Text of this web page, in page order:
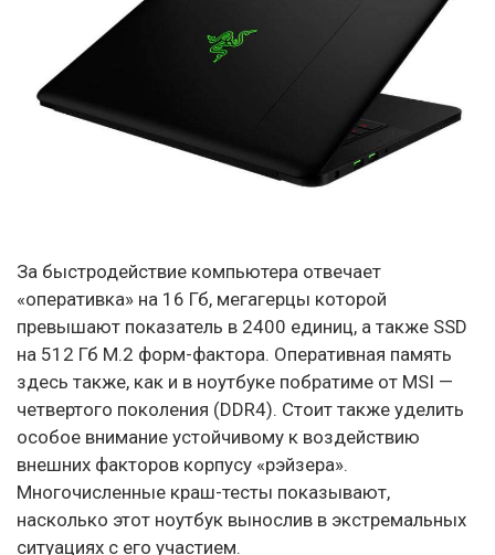
За быстродействие компьютера отвечает
«оперативка» на 16 Гб, мегагерцы которой
превышают показатель в 2400 единиц, а также SSD
на 512 Гб M.2 форм-фактора. Оперативная память
здесь также, как и в ноутбуке побратиме от MSI —
четвертого поколения (DDR4). Стоит также уделить
особое внимание устойчивому к воздействию
внешних факторов корпусу «рэйзера».
Многочисленные краш-тесты показывают,
насколько этот ноутбук вынослив в экстремальных
ситуациях с его участием.